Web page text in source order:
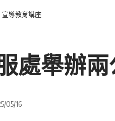
導教育講座
處舉辦
05/16